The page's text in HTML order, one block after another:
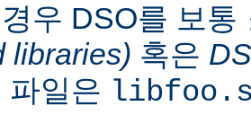
우 DSO를 보통
libraries) 혹은
파일은